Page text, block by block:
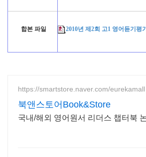
합본 파일 2010년 제2회 고1 영어듣기평
https://smartstore.naver.com/eurekamall
북앤스토어Book&Store
국내/해외 영어원서 리더스 챕터북